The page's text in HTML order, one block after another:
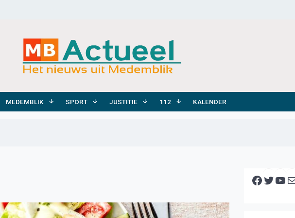
MEDEMBLIK SPORT JUSTITIE 112 KALENDER
Facebook Twitter YouTube